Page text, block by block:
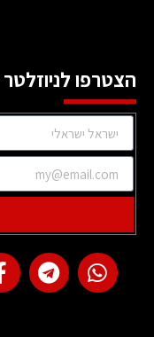
הצטרפו